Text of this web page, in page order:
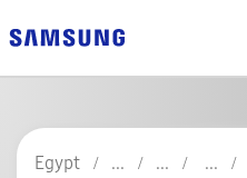
Egypt